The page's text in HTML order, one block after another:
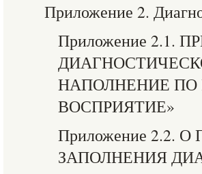
Приложение 2.
Приложение 2.1.
НАПОЛНЕНИЕ ПО
ВОСПРИЯТИЕ»
Приложение 2.2.
ЗАПОЛНЕНИЯ